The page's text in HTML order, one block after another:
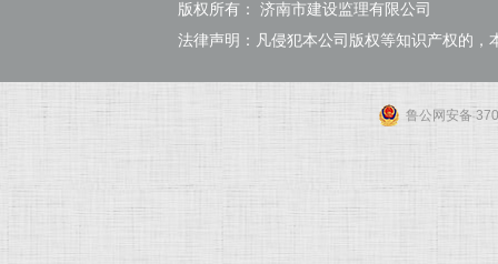
版权所有： 济南市建设监理有限公司
法律声明：凡侵犯本公司版权等知识产权的，
鲁公网安备